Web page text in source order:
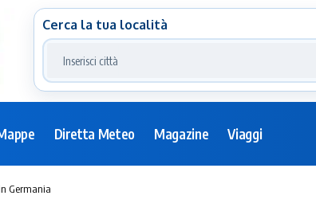
Cerca la tua località
Diretta Meteo Magazine Viaggi
Germania